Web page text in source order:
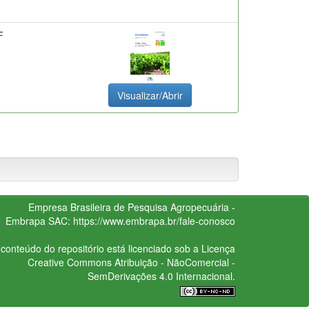
Visualizar/Abrir
Empresa Brasileira de Pesquisa Agropecuária -
Embrapa SAC: https://www.embrapa.br/fale-conosco
do repositório está licenciado sob a Licença
Creative CommonsAtribuição - NãoComercial -
SemDerivações 4.0 Internacional.